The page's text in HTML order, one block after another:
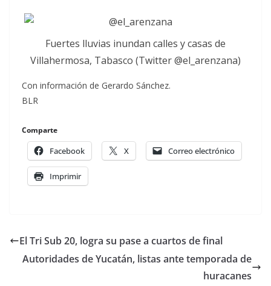
Fuertes lluvias inundan calles y casas de
Villahermosa, Tabasco (Twitter @el_arenzana)
Con información de Gerardo Sánchez.
BLR
Comparte
Facebook X Correo electrónico
Imprimir
El Tri Sub 20, logra su pase a cuartos de final
Autoridades de Yucatán, listas ante temporada de
huracanes